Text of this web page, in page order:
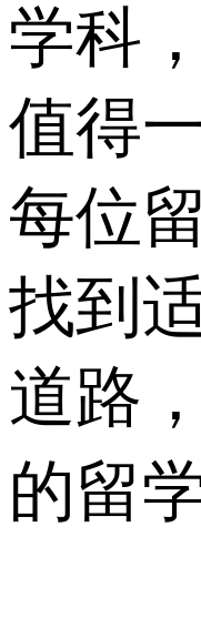
学科
值得
每位
找到
道路
的留